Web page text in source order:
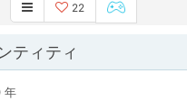
22
ティティ
年